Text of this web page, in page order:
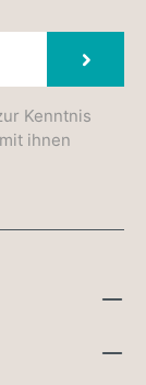
Kenntnis
ihnen